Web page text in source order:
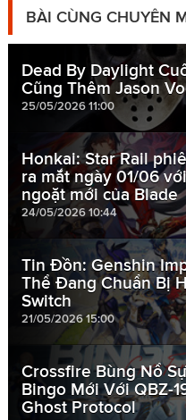
BÀI CÙNG CHUYÊN
Dead By Daylight
Cũng Thêm Jason
25/05/2026 11:00
Honkai: Star Rail
ra mắt ngày 01/06
ngoặt mới của Blade
24/05/2026 10:44
Tin Đồn: Genshin
Thể Đang Chuẩn Bị
Switch
21/05/2026 15:00
Crossfire Bùng Nổ
Bingo Mới Với QBZ-
Ghost Protocol